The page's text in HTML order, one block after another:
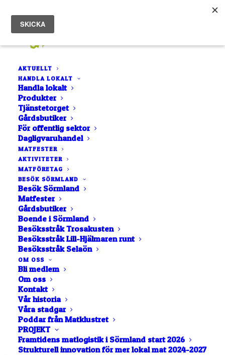
AKTUELLT
HANDLA LOKALT
Handla lokalt
Produkter
Tjänstetorget
Gårdsbutiker
För offentlig sektor
Dagligvaruhandel
MATFESTER
AKTIVITETER
MATFÖRETAG
BESÖK SÖRMLAND
Besök Sörmland
Matfester
Gårdsbutiker
Boende i Sörmland
Besöksstråk Trosakusten
Besöksstråk Lill-Hjälmaren runt
Besöksstråk Selaön
OM OSS
Bli medlem
Om oss
Kontakt
Vår historia
Våra stadgar
Poddar från Matklustret
PROJEKT
Framtidens matlogistik i Sörmland start 2026
Strukturell innovation för mer lokal mat 2024-2027
Ställplats
Visar 1 - 1 av 1 lokala matföretag taggade med
"Ställplats".
BOKSTAVSORDNING